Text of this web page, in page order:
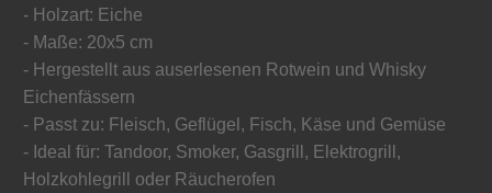
- Holzart: Eiche
- Maße: 20x5 cm
- Hergestellt aus auserlesenen Rotwein und Whisky
Eichenfässern
- Passt zu: Fleisch, Geflügel, Fisch, Käse und Gemüse
- Ideal für: Tandoor, Smoker, Gasgrill, Elektrogrill,
Holzkohlegrill oder Räucherofen